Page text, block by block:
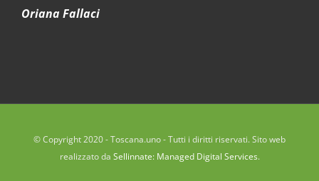
Oriana Fallaci
© Copyright 2020 - Toscana.uno - Tutti i diritti riservati. Sito web
realizzato da Sellinnate: Managed Digital Services.